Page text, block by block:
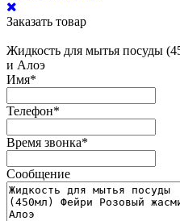
Заказать товар
Жидкость для мытья посуды
и Алоэ
Имя*
Телефон*
Время звонка*
Сообщение